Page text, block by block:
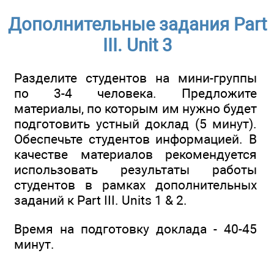
Дополнительные задания Part
III. Unit 3
Разделите студентов на мини-группы
по 3-4 человека. Предложите
материалы, по которым им нужно будет
подготовить устный доклад (5 минут).
Обеспечьте студентов информацией. В
качестве материалов рекомендуется
использовать результаты работы
студентов в рамках дополнительных
заданий к Part III. Units 1 & 2.
Время на подготовку доклада - 40-45
минут.